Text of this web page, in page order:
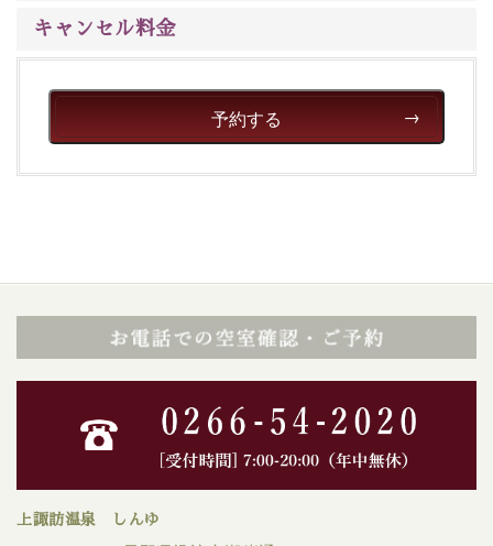
キャンセル料金
予約する
上諏訪温泉 しんゆ